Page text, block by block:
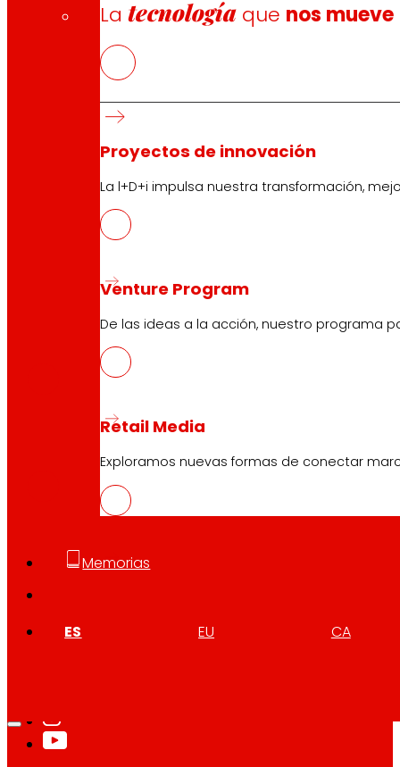
Latecnología que nos mueve
Proyectos de innovación
La l+D+i impulsa nuestra transformación,
Venture Program
De las ideas a la acción, nuestro programa
Retail Media
Exploramos nuevas formas de conectar
Memorias
ES EU CA
Síguenos